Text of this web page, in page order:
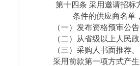
第十四条 采用邀请招标
条件的供应商名单
（一）发布资格预审公告
（二）从省级以上人民
（三）采购人书面推荐。
采用前款第一项方式产